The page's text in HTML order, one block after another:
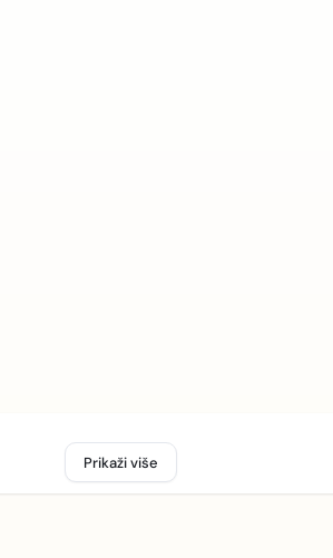
Prikaži više